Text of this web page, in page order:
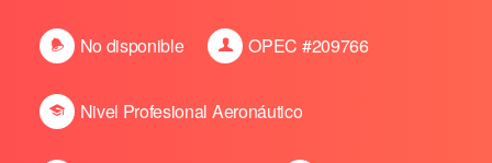
No disponible OPEC #209766
Nivel Profesional Aeronáutico